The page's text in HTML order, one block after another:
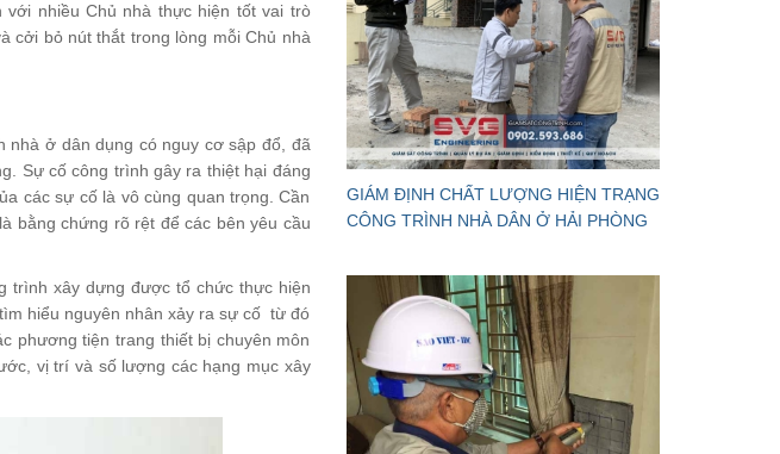
với nhiều Chủ nhà thực hiện tốt vai trò
cởi bỏ nút thắt trong lòng mỗi Chủ nhà
nhà ở dân dụng có nguy cơ sập đổ, đã
Sự cố công trình gây ra thiệt hại đáng
các sự cố là vô cùng quan trọng. Cần
bằng chứng rõ rệt để các bên yêu cầu
trình xây dựng được tổ chức thực hiện
hiểu nguyên nhân xảy ra sự cố từ đó
phương tiện trang thiết bị chuyên môn
vị trí và số lượng các hạng mục xây
GIÁM ĐỊNH CHẤT LƯỢNG HIỆN TRẠNG
CÔNG TRÌNH NHÀ DÂN Ở HẢI PHÒNG